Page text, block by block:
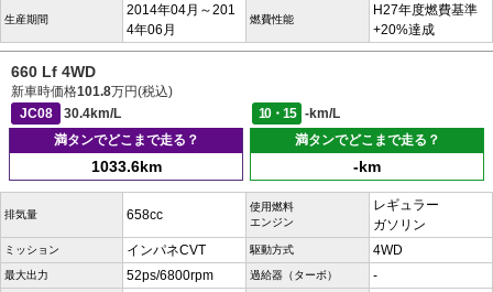
生産期間
2014年04月～201
4年06月
燃費性能
H27年度燃費基準
+20%達成
660 Lf 4WD
新車時価格101.8万円(税込)
JC08
30.4km/L 10・15
-km/L
満タンでどこまで走る？
1033.6km
満タンでどこまで走る？
-km
排気量 658cc
使用燃料
エンジン
レギュラー
ガソリン
ミッション インパネCVT 駆動方式 4WD
最大出力 52ps/6800rpm 過給器（ターボ） -